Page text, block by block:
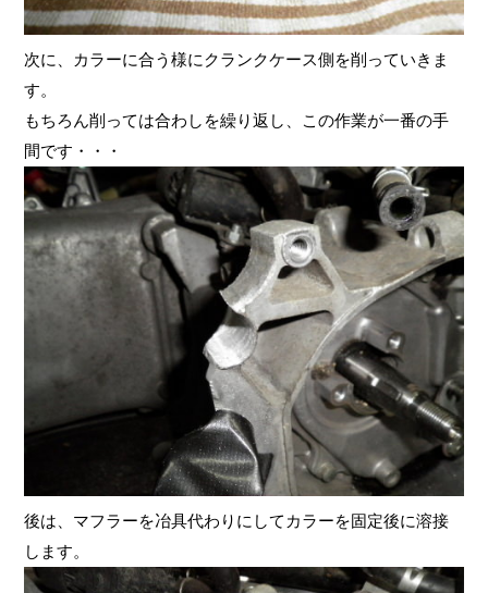
次に、カラーに合う様にクランクケース側を削っていきま
す。
もちろん削っては合わしを繰り返し、この作業が一番の手
間です・・・
後は、マフラーを冶具代わりにしてカラーを固定後に溶接
します。